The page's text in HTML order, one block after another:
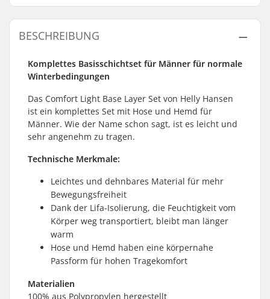
BESCHREIBUNG
Komplettes Basisschichtset für Männer für normale
Winterbedingungen
Das Comfort Light Base Layer Set von Helly Hansen
ist ein komplettes Set mit Hose und Hemd für
Männer. Wie der Name schon sagt, ist es leicht und
sehr angenehm zu tragen.
Technische Merkmale:
Leichtes und dehnbares Material für mehr
Bewegungsfreiheit
Dank der Lifa-Isolierung, die Feuchtigkeit vom
Körper weg transportiert, bleibt man länger
warm
Hose und Hemd haben eine körpernahe
Passform für hohen Tragekomfort
Materialien
100% aus Polypropylen hergestellt